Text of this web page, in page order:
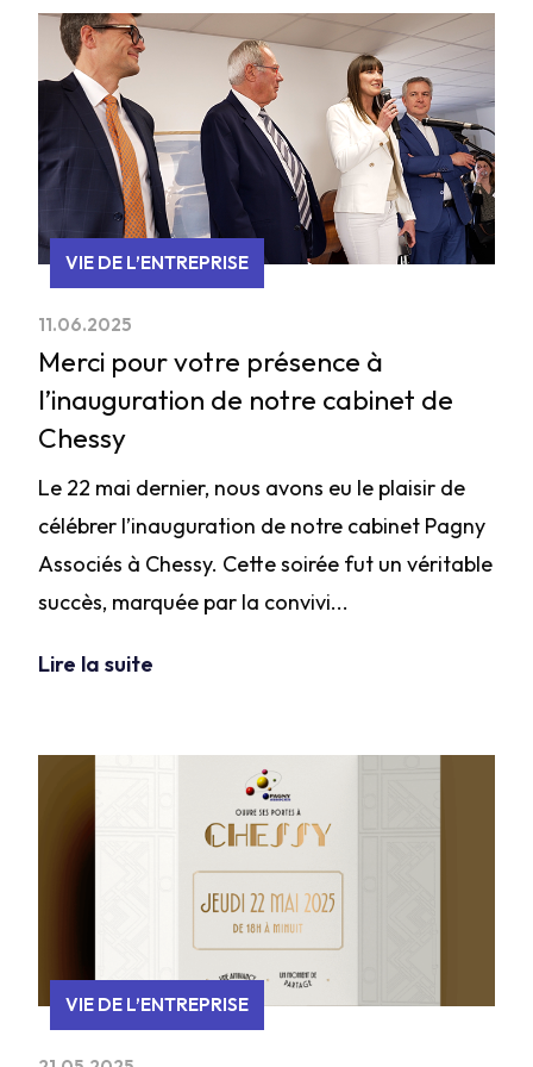
VIE DE L’ENTREPRISE
11.06.2025
Merci pour votre présence à
l’inauguration de notre cabinet de
Chessy
Le 22 mai dernier, nous avons eu le plaisir de
célébrer l’inauguration de notre cabinet Pagny
Associés à Chessy. Cette soirée fut un véritable
succès, marquée par la convivi...
Lire la suite
VIE DE L’ENTREPRISE